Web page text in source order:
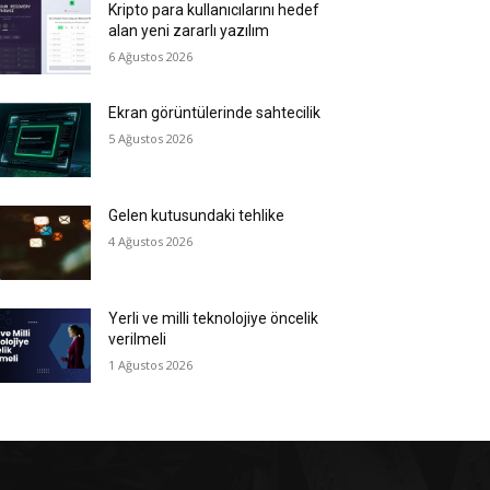
Kripto para kullanıcılarını hedef
alan yeni zararlı yazılım
6 Ağustos 2026
Ekran görüntülerinde sahtecilik
5 Ağustos 2026
Gelen kutusundaki tehlike
4 Ağustos 2026
Yerli ve milli teknolojiye öncelik
verilmeli
1 Ağustos 2026